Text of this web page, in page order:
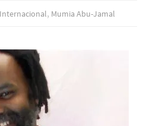
Internacional, Mumia Abu-Jamal